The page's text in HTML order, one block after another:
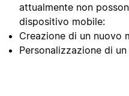
attualmente non
dispositivo mobile:
Creazione di un nuovo
Personalizzazione di